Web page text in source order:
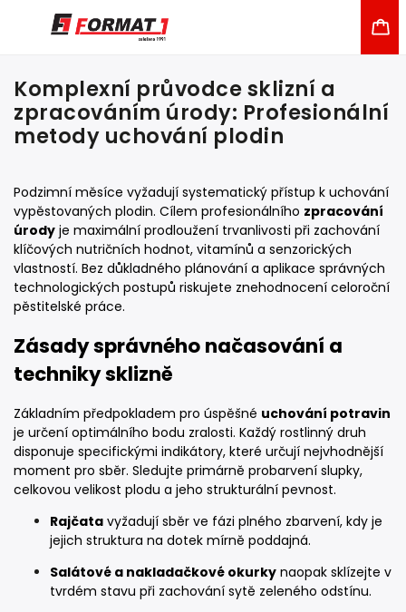
Komplexní průvodce sklizní a
zpracováním úrody: Profesionální
metody uchování plodin
Podzimní měsíce vyžadují systematický přístup k uchování
vypěstovaných plodin. Cílem profesionálního zpracování
úrody je maximální prodloužení trvanlivosti při zachování
klíčových nutričních hodnot, vitamínů a senzorických
vlastností. Bez důkladného plánování a aplikace správných
technologických postupů riskujete znehodnocení celoroční
pěstitelské práce.
Zásady správného načasování a
techniky sklizně
Základním předpokladem pro úspěšné uchování potravin
je určení optimálního bodu zralosti. Každý rostlinný druh
disponuje specifickými indikátory, které určují nejvhodnější
moment pro sběr. Sledujte primárně probarvení slupky,
celkovou velikost plodu a jeho strukturální pevnost.
Rajčata vyžadují sběr ve fázi plného zbarvení, kdy je
jejich struktura na dotek mírně poddajná.
Salátové a nakladačkové okurky naopak sklízejte v
tvrdém stavu při zachování sytě zeleného odstínu.